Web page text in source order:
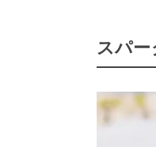
スパー